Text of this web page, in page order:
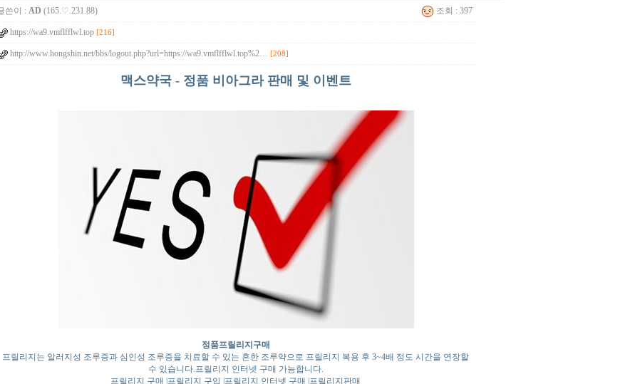
쓴이 : AD (165.♡.231.88) 조회 : 397
https://wa9.vmflfflwl.top [216]
http://www.hongshin.net/bbs/logout.php?url=https://wa9.vmflfflwl.top%2… [208]
맥스약국 - 정품 비아그라 판매 및 이벤트
정품프릴리지구매
프릴리지는 알러지성 조루증과 심인성 조루증을 치료할 수 있는 흔한 조루약으로 프릴리지 복용 후 3~4배 정도 시간을 연장할
수 있습니다.프릴리지 인터넷 구매 가능합니다.
프릴리지 구매 |프릴리지 구입 |프릴리지 인터넷 구매 |프릴리지판매